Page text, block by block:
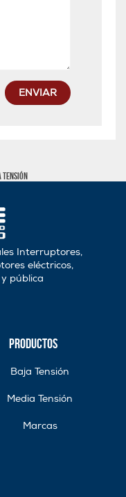
ENVIAR
tensión
Interruptores,
eléctricos,
pública
Productos
Baja Tensión
Media Tensión
Marcas